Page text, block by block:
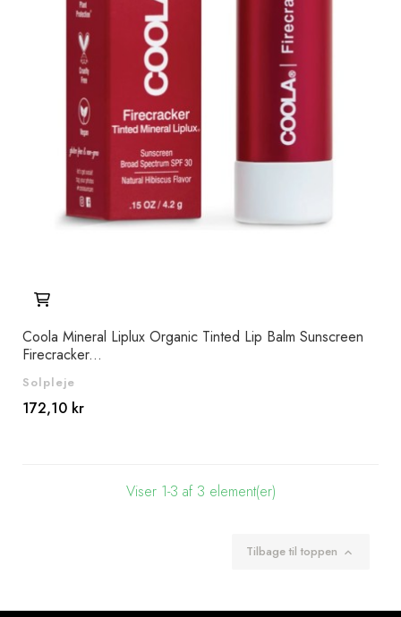
Coola Mineral Liplux Organic Tinted Lip Balm Sunscreen
Firecracker...
Solpleje
172,10 kr
Viser 1-3 af 3 element(er)
Tilbage til toppen 